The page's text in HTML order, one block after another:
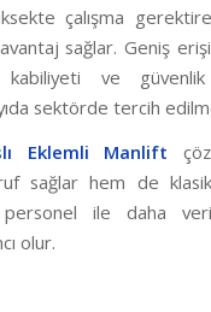
çalışma
sağlar. Geniş
ve güvenlik
sektörde tercih
Eklemli Manlift
sağlar hem de
ile daha
olur.